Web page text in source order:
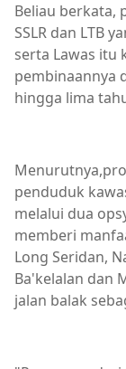
Beliau berkata,
SSLR dan LTB
serta Lawas itu
pembinaannya
hingga lima
penduduk
melalui dua
memberi
Long Seridan,
Ba'kelalan dan
jalan balak